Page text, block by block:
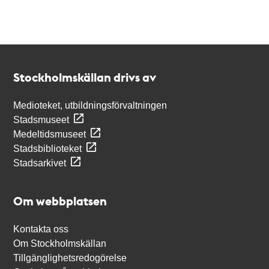
Stockholmskällan drivs av
Medioteket, utbildningsförvaltningen
Stadsmuseet
Medeltidsmuseet
Stadsbiblioteket
Stadsarkivet
Om webbplatsen
Kontakta oss
Om Stockholmskällan
Tillgänglighetsredogörelse